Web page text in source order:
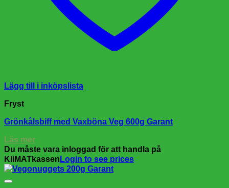
Lägg till i inköpslista
Fryst
Grönkålsbiff med Vaxböna Veg 600g Garant
Läs mer
Du måste vara inloggad för att handla på
KliMATkassen Login to see prices